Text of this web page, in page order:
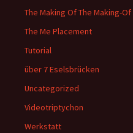
The Making Of The Making-Of
The Me Placement
Tutorial
über 7 Eselsbrücken
Uncategorized
Videotriptychon
Werkstatt